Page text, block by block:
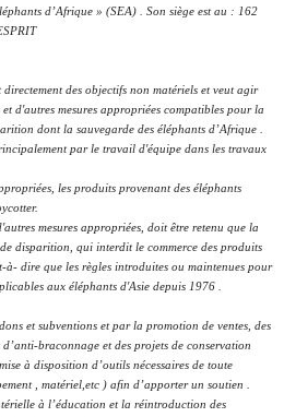
d’Afrique » (SEA) . Son siège est au : 162
des objectifs non matériels et veut agir
d'autres mesures appropriées compatibles pour la
dont la sauvegarde des éléphants d’Afrique .
parle travail d'équipe dans les travaux
les produits provenant des éléphants
mesures appropriées, doit être retenu que la
disparition, qui interdit le commerce des produits
à- dire que les règles introduites ou maintenues pour
aux éléphants d'Asie depuis 1976 .
et subventions et par la promotion de ventes, des
braconnage et des projets de conservation
à disposition d’outils nécessaires de toute
, matériel,etc ) afin d’apporter un soutien .
à l’éducation et la réintroduction des